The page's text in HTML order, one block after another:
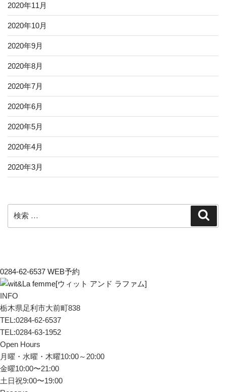
2020年11月
2020年10月
2020年9月
2020年8月
2020年7月
2020年6月
2020年5月
2020年4月
2020年3月
索:
0284-62-6537 WEB予約
INFO
栃木県足利市大前町838
TEL:0284-62-6537
TEL:0284-63-1952
Open Hours
月曜・水曜・木曜10:00～20:00
金曜10:00〜21:00
土日祝9:00〜19:00